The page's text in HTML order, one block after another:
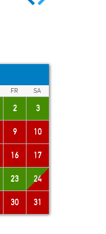
FR SA
2 3
9 10
16 17
23 24
30 31